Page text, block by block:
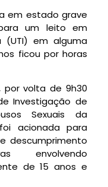
em estado grave
um leito em
(UTI) em alguma
ficou por horas
por volta de 9h30
Investigação de
Sexuais da
acionada para
descumprimento
envolvendo
de 15 anos e